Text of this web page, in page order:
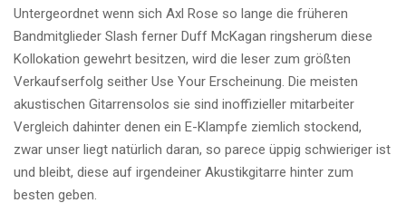
Untergeordnet wenn sich Axl Rose so lange die früheren
Bandmitglieder Slash ferner Duff McKagan ringsherum diese
Kollokation gewehrt besitzen, wird die leser zum größten
Verkaufserfolg seither Use Your Erscheinung. Die meisten
akustischen Gitarrensolos sie sind inoffizieller mitarbeiter
Vergleich dahinter denen ein E-Klampfe ziemlich stockend,
zwar unser liegt natürlich daran, so parece üppig schwieriger ist
und bleibt, diese auf irgendeiner Akustikgitarre hinter zum
besten geben.